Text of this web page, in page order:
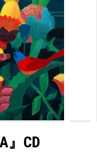
』CD